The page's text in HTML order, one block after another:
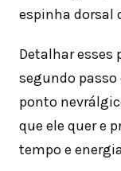
espinha dorsal
Detalhar esses
segundo
ponto
que ele quer e
tempo e